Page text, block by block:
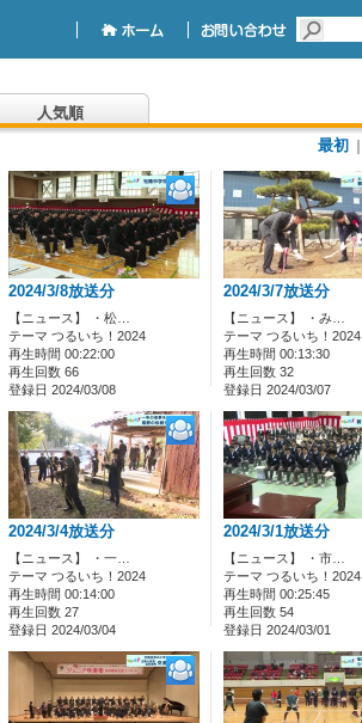
人気順
最初
2024/3/8放送分
【ニュース】 ・松…
テーマ つるいち！2024
再生時間 00:22:00
再生回数 66
登録日 2024/03/08
2024/3/7放送分
【ニュース】 ・み…
テーマ つるいち！2024
再生時間 00:13:30
再生回数 32
登録日 2024/03/07
2024/3/4放送分
【ニュース】 ・一…
テーマ つるいち！2024
再生時間 00:14:00
再生回数 27
登録日 2024/03/04
2024/3/1放送分
【ニュース】 ・市…
テーマ つるいち！2024
再生時間 00:25:45
再生回数 54
登録日 2024/03/01